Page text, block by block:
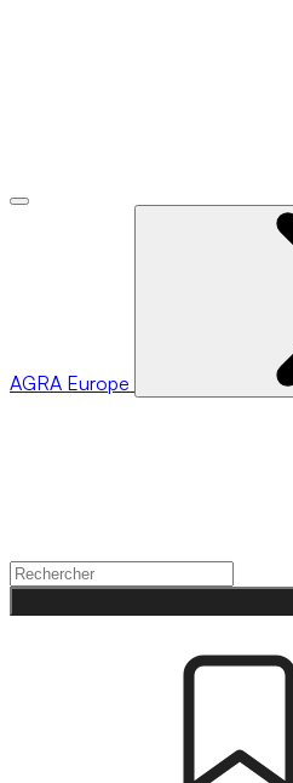
AGRA Europe